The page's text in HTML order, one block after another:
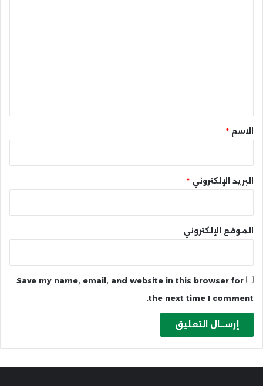
* الاسم *
البريد الإلكتروني *
الموقع الإلكتروني
Save my name, email, and website in this browser for
the next time I comment.